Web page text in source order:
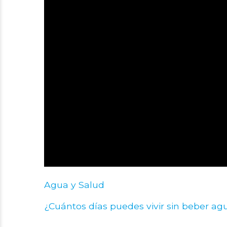
Agua y Salud
¿Cuántos días puedes vivir sin beber